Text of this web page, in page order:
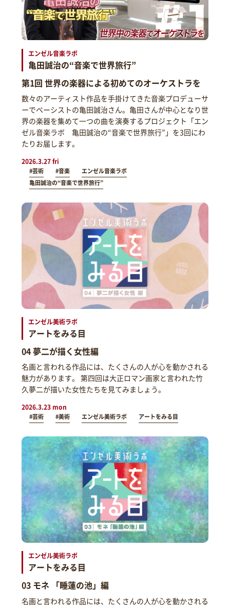
エンゼル音楽ラボ
亀田誠治の“音楽で世界旅行”
第1回 世界の楽器による初めてのオーケストラを
数々のアーティスト作品を手掛けてきた音楽プロデューサ
ーでベーシストの亀田誠治さん。亀田さんが中心となり世
界の楽器を集めて一つの曲を演奏するプロジェクト「エン
ゼル音楽ラボ 亀田誠治の“音楽で世界旅行”」を3回にわ
たりお届します。
2026.3.27 fri
#芸術 #音楽
エンゼル音楽ラボ
亀田誠治の“音楽で世界旅行”
エンゼル美術ラボ
アートをみる目
04 夢二が描く女性編
名画と言われる作品には、たくさんの人が心を動かされる
魅力があります。 第四回は大正ロマン画家と言われた竹
久夢二が描いた女性たちを見てみましょう。
2026.3.23 mon
#芸術 #美術 エンゼル美術ラボ アートをみる目
エンゼル美術ラボ
アートをみる目
03 モネ 「睡蓮の池」編
名画と言われる作品には、たくさんの人が心を動かされる